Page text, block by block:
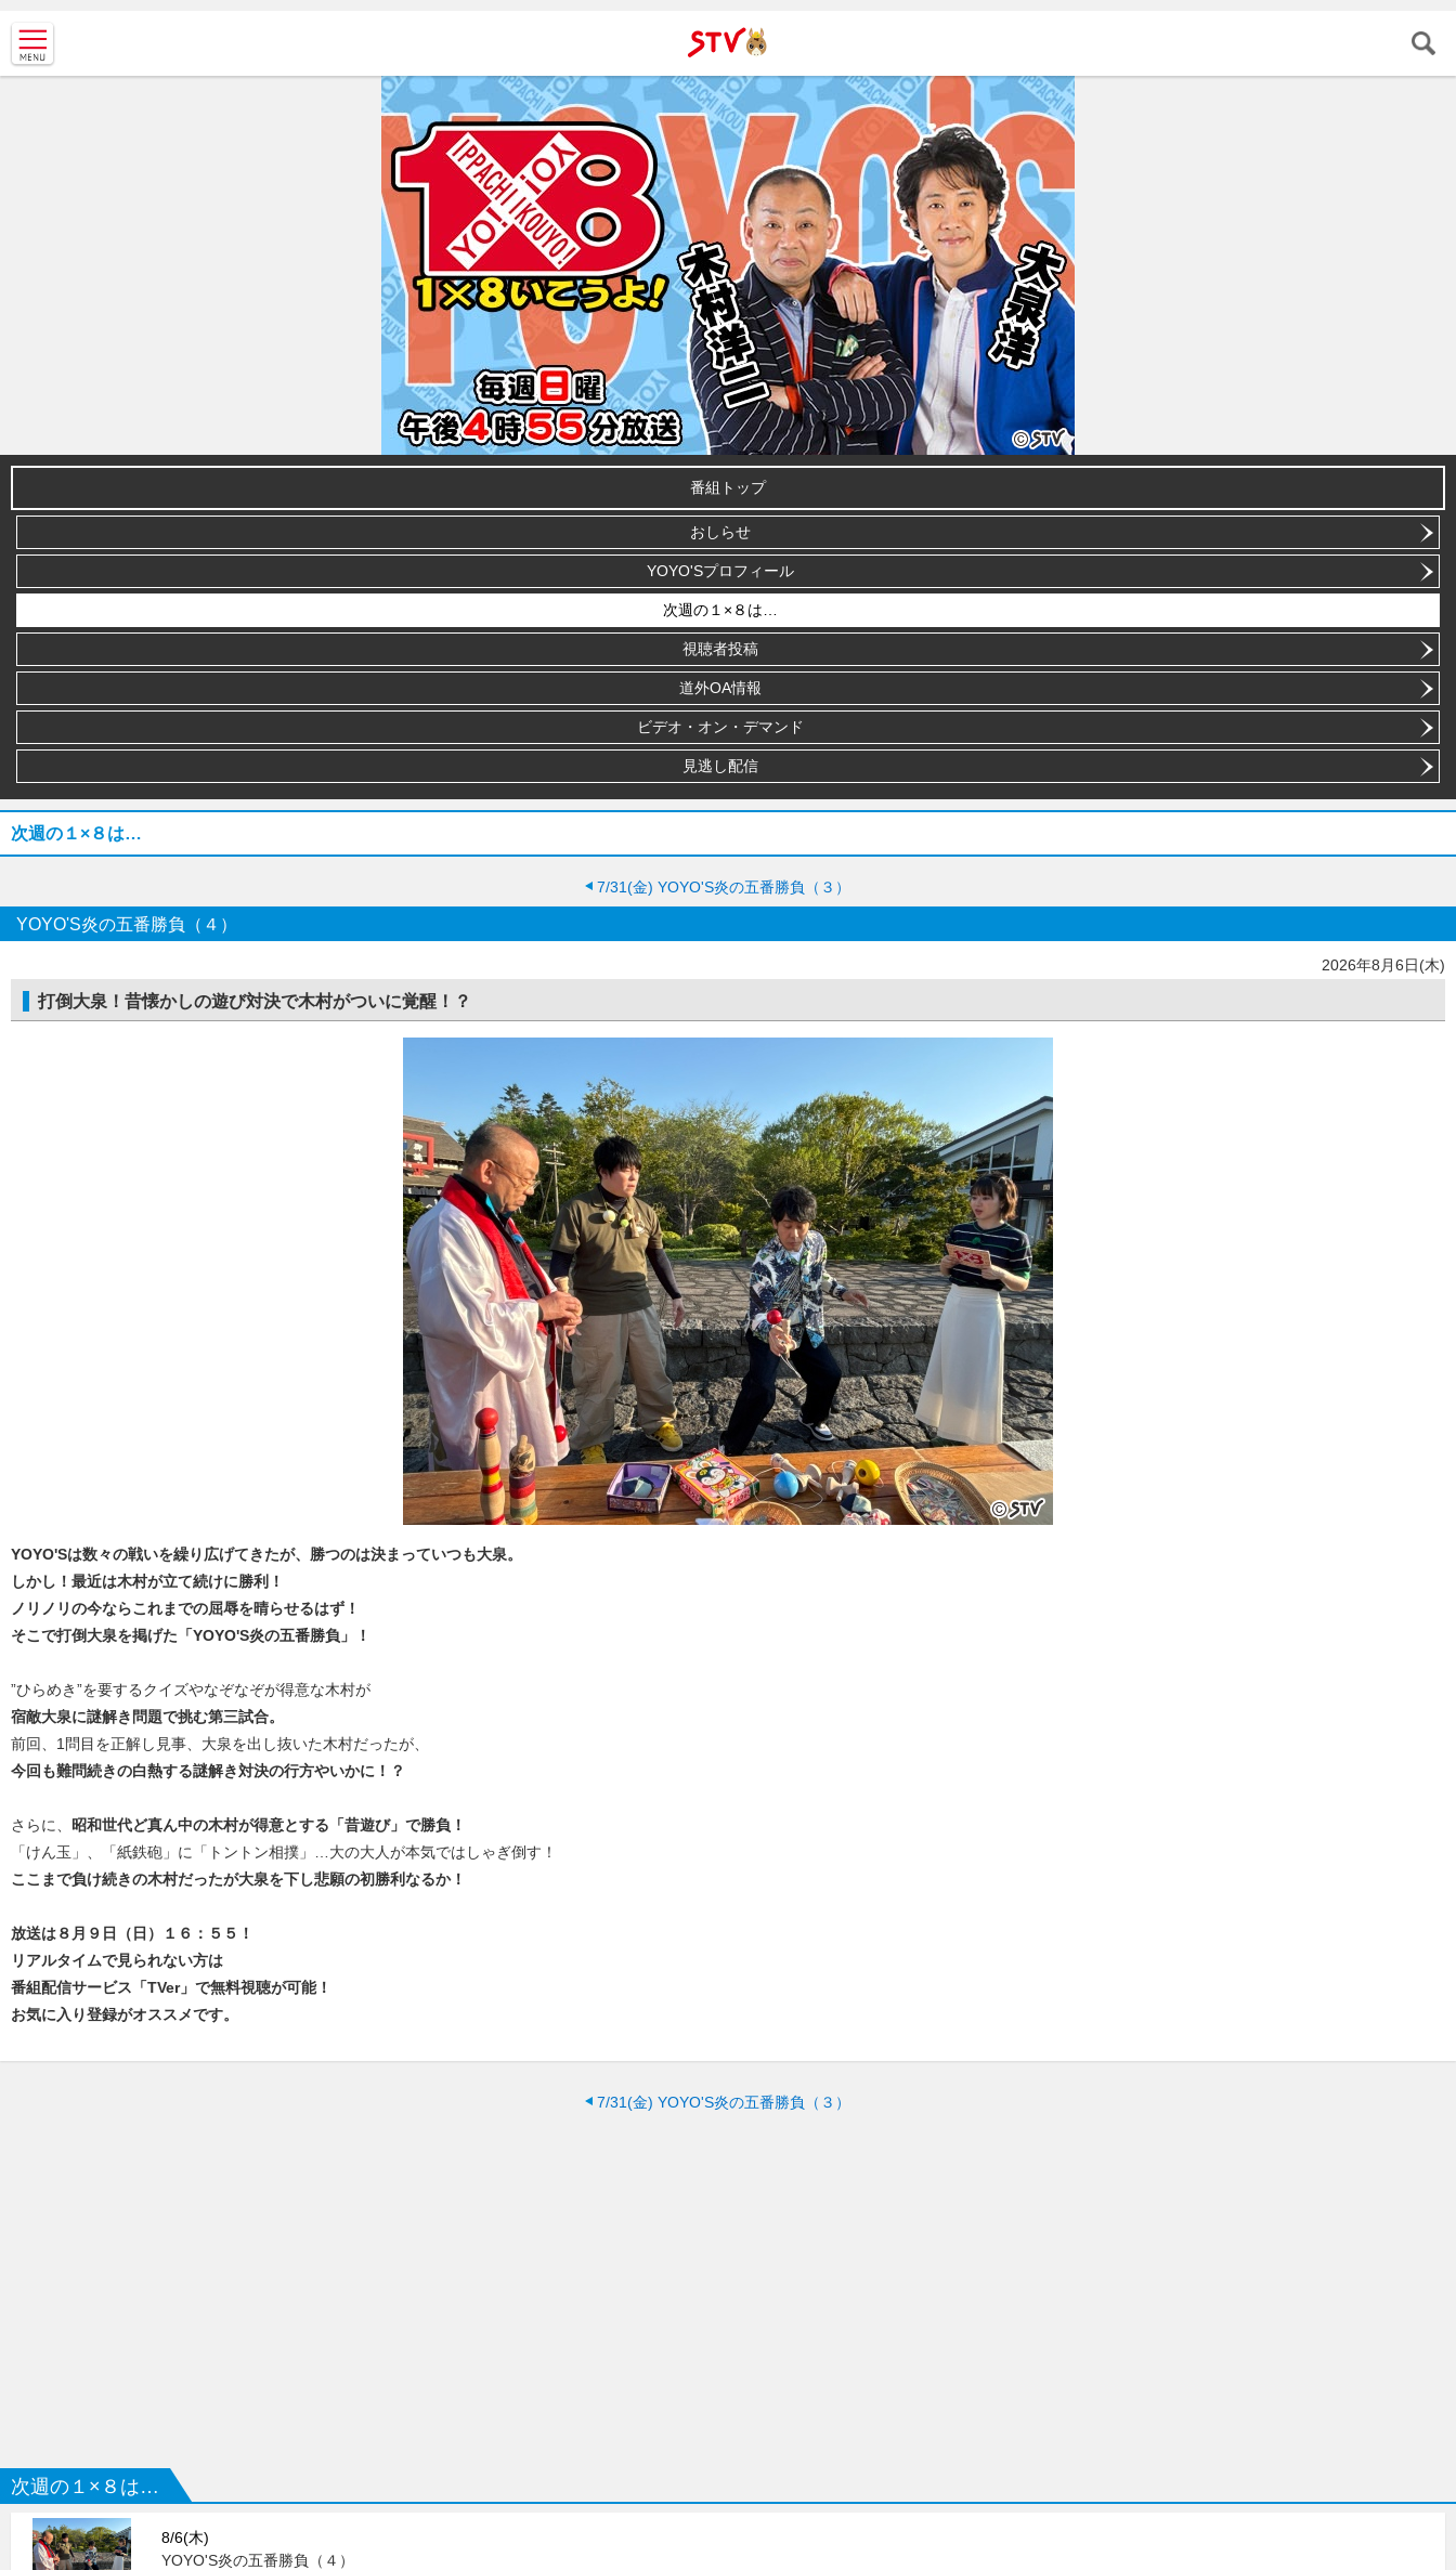
ＳＴＶ札
幌テレビ
番組トップ
おしらせ
YOYO'Sプロフィール
次週の１×８は…
視聴者投稿
道外OA情報
ビデオ・オン・デマンド
見逃し配信
次週の１×８は…
7/31(金) YOYO'S炎の五番勝負（３）
YOYO'S炎の五番勝負（４）
2026年8月6日(木)
打倒大泉！昔懐かしの遊び対決で木村がついに覚醒！？
YOYO'Sは数々の戦いを繰り広げてきたが、勝つのは決まっていつも大泉。
しかし！最近は木村が立て続けに勝利！
ノリノリの今ならこれまでの屈辱を晴らせるはず！
そこで打倒大泉を掲げた「YOYO'S炎の五番勝負」！
”ひらめき”を要するクイズやなぞなぞが得意な木村が
宿敵大泉に謎解き問題で挑む第三試合。
前回、1問目を正解し見事、大泉を出し抜いた木村だったが、
今回も難問続きの白熱する謎解き対決の行方やいかに！？
さらに、 昭和世代ど真ん中の木村が得意とする「昔遊び」で勝負！
「けん玉」、「紙鉄砲」に「トントン相撲」…大の大人が本気ではしゃぎ倒す！
ここまで負け続きの木村だったが大泉を下し悲願の初勝利なるか！
放送は８月９日（日）１６：５５！
リアルタイムで見られない方は
番組配信サービス「TVer」で無料視聴が可能！
お気に入り登録がオススメです。
7/31(金) YOYO'S炎の五番勝負（３）
次週の１×８は…
8/6(木)
YOYO'S炎の五番勝負（４）